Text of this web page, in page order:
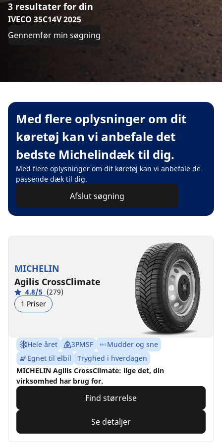
3 resultater for din
IVECO 35C14V 2025
Gennemfør min søgning
Med flere oplysninger om dit
køretøj kan vi anbefale det
bedste Michelindæk til dig.
Med flere oplysninger om dit køretøj kan vi anbefale de
passende dæk til dig.
Afslut søgning
MICHELIN
Agilis CrossClimate
4.8/5 (279)
1 Priser
Hele året 3PMSF
Mudder og sne
Egnet til elbil
Tryghed i hverdagen
MICHELIN Agilis CrossClimate: lige det, din
virksomhed har brug for.
Find størrelse
Se detaljer